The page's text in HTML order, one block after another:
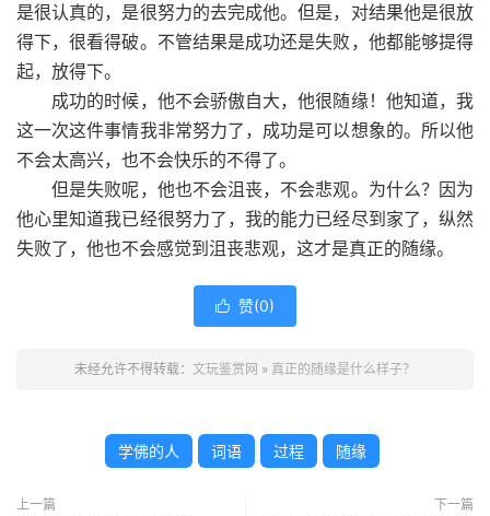
是很认真的，是很努力的去完成他。但是，对结果他是很放
得下，很看得破。不管结果是成功还是失败，他都能够提得
起，放得下。
成功的时候，他不会骄傲自大，他很随缘！他知道，我
这一次这件事情我非常努力了，成功是可以想象的。所以他
不会太高兴，也不会快乐的不得了。
但是失败呢，他也不会沮丧，不会悲观。为什么？因为
他心里知道我已经很努力了，我的能力已经尽到家了，纵然
失败了，他也不会感觉到沮丧悲观，这才是真正的随缘。
 赞(0)
未经允许不得转载： 文玩鉴赏网 » 真正的随缘是什么样子？
学佛的人 词语 过程 随缘
上一篇 下一篇